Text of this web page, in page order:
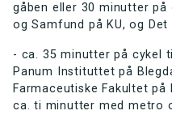
gåben eller 30 minutter på
og Samfund på KU, og
- ca. 35 minutter på cykel
Panum Instituttet på
Farmaceutiske Fakultet
ca. ti minutter med metro